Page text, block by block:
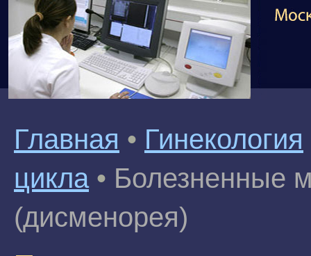
Главная • Гинекология
цикла • Болезненные
(дисменорея)